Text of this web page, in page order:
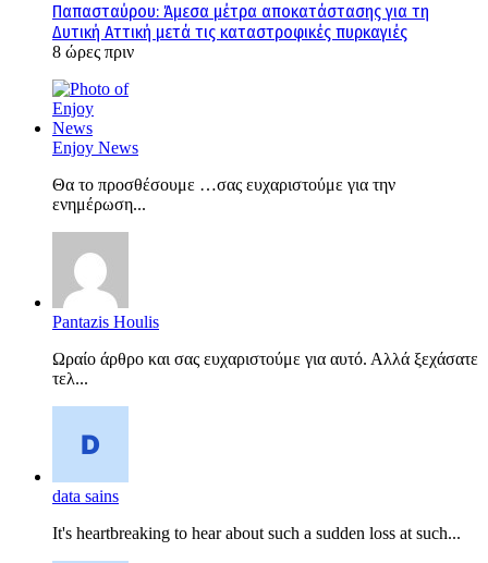
Παπασταύρου: Άμεσα μέτρα αποκατάστασης για τη
Δυτική Αττική μετά τις καταστροφικές πυρκαγιές
8 ώρες πριν
Enjoy News
Θα το προσθέσουμε …σας ευχαριστούμε για την
ενημέρωση...
Pantazis Houlis
Ωραίο άρθρο και σας ευχαριστούμε για αυτό. Αλλά ξεχάσατε
τελ...
data sains
It's heartbreaking to hear about such a sudden loss at such...